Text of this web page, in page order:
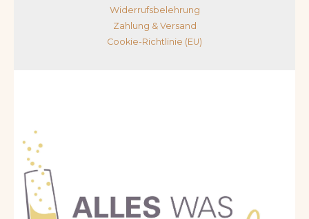
Widerrufsbelehrung
Zahlung & Versand
Cookie-Richtlinie (EU)